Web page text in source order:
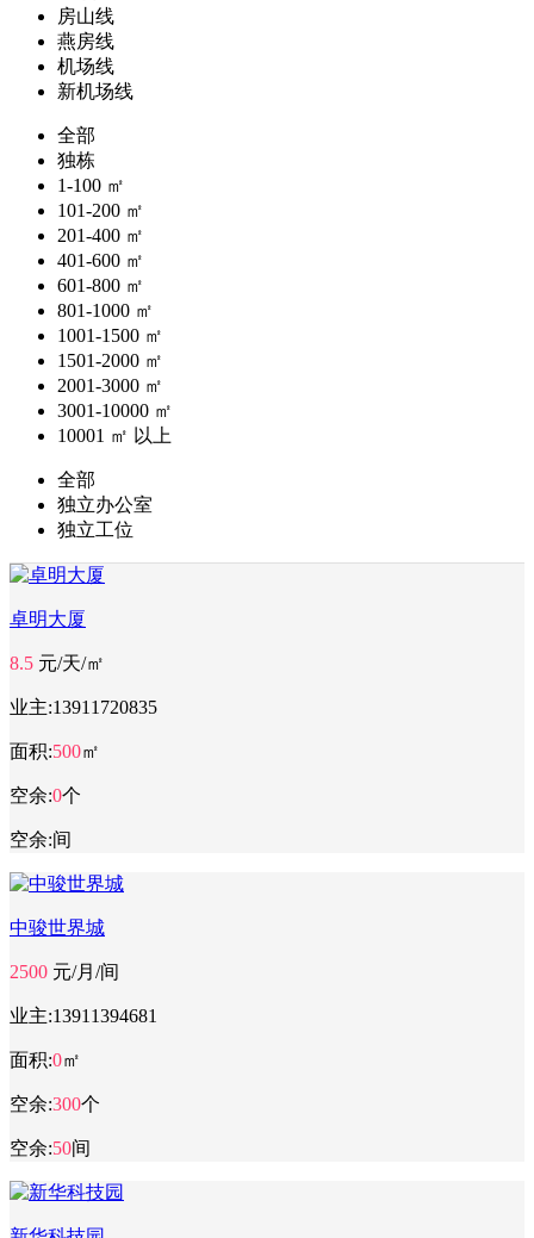
房山线
燕房线
机场线
新机场线
全部
独栋
1-100 ㎡
101-200 ㎡
201-400 ㎡
401-600 ㎡
601-800 ㎡
801-1000 ㎡
1001-1500 ㎡
1501-2000 ㎡
2001-3000 ㎡
3001-10000 ㎡
10001 ㎡ 以上
全部
独立办公室
独立工位
卓明大厦
8.5 元/天/㎡
业主:13911720835
面积:500㎡
空余:0个
空余:间
中骏世界城
2500 元/月/间
业主:13911394681
面积:0㎡
空余:300个
空余:50间